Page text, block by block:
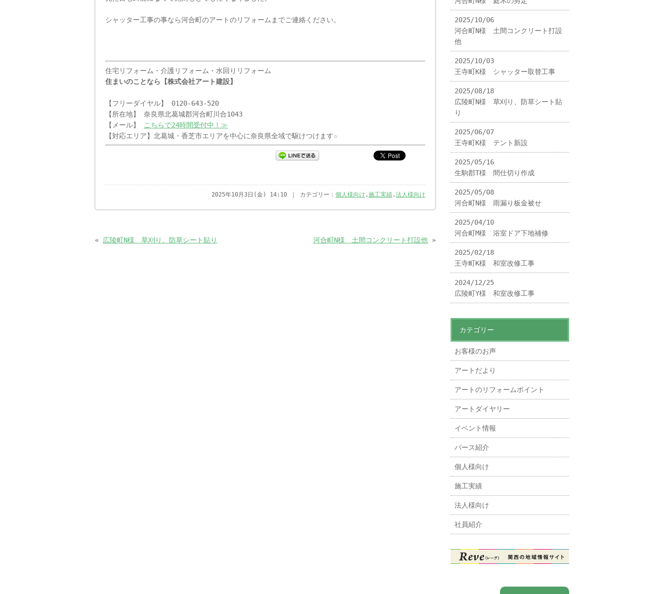
シャッター工事の事なら河合町のアートのリフォームまでご連絡ください。
住宅リフォーム・介護リフォーム・水回りリフォーム
住まいのことなら【株式会社アート建設】
【フリーダイヤル】 0120-643-520
【所在地】 奈良県北葛城郡河合町川合1043
【メール】
こちらで24時間受付中！≫
【対応エリア】北葛城・香芝市エリアを中心に奈良県全域で駆けつけます☆
2025年10月3日(金) 14:10 ｜ カテゴリー： 個人様向け ,施工実績,法人様向け
« 広陵町N様 草刈り、防草シート貼り 河合町N様 土間コンクリート打設他 »
2025/10/06
河合町N様 土間コンクリート打設
他
2025/10/03
王寺町K様 シャッター取替工事
2025/08/18
広陵町N様 草刈り、防草シート貼
り
2025/06/07
王寺町K様 テント新設
2025/05/16
生駒郡T様 間仕切り作成
2025/05/08
河合町N様 雨漏り板金被せ
2025/04/10
河合町M様 浴室ドア下地補修
2025/02/18
王寺町K様 和室改修工事
2024/12/25
広陵町Y様 和室改修工事
カテゴリー
お客様のお声
アートだより
アートのリフォームポイント
アートダイヤリー
イベント情報
パース紹介
個人様向け
施工実績
法人様向け
社員紹介